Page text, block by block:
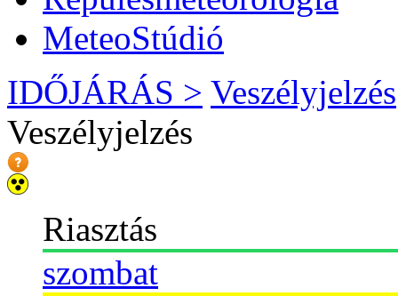
MeteoStúdió
IDŐJÁRÁS > Veszélyjelzés
Veszélyjelzés
Riasztás
szombat